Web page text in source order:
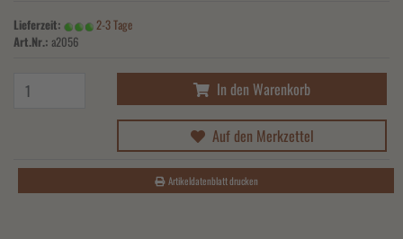
Lieferzeit:
2-3 Tage
Art.Nr.: a2056
In den Warenkorb
Auf den Merkzettel
Artikeldatenblatt drucken